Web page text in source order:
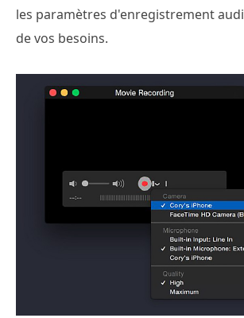
les paramètres d'enregistrement
de vos besoins.